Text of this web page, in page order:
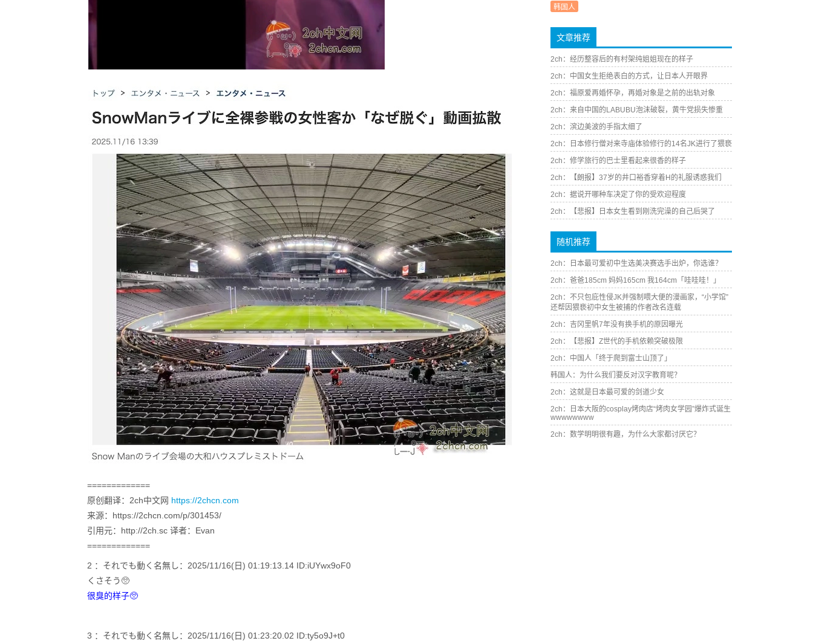
=============
原创翻译：2ch中文网 https://2chcn.com
来源：https://2chcn.com/p/301453/
引用元：http://2ch.sc 译者：Evan
=============
2 ：それでも動く名無し：2025/11/16(日) 01:19:13.14 ID:iUYwx9oF0
くさそう🥺
很臭的样子🥺
3 ：それでも動く名無し：2025/11/16(日) 01:23:20.02 ID:ty5o9J+t0
韩国人
文章推荐
2ch：经历整容后的有村架纯姐姐现在的样子
2ch：中国女生拒绝表白的方式，让日本人开眼界
2ch：福原爱再婚怀孕，再婚对象是之前的出轨对象
2ch：来自中国的LABUBU泡沫破裂，黄牛党损失惨重
2ch：滨边美波的手指太细了
2ch：日本修行僧对来寺庙体验修行的14名JK进行了猥亵
2ch：修学旅行的巴士里看起来很香的样子
2ch：【朗报】37岁的井口裕香穿着H的礼服诱惑我们
2ch：据说开哪种车决定了你的受欢迎程度
2ch：【悲报】日本女生看到刚洗完澡的自己后哭了
随机推荐
2ch：日本最可爱初中生选美决赛选手出炉，你选谁？
2ch：爸爸185cm 妈妈165cm 我164cm「哇哇哇！」
2ch：不只包庇性侵JK并强制喂大便的漫画家，“小学馆”
还帮因猥亵初中女生被捕的作者改名连载
2ch：吉冈里帆7年没有换手机的原因曝光
2ch：【悲报】Z世代的手机依赖突破极限
2ch：中国人「终于爬到富士山顶了」
韩国人：为什么我们要反对汉字教育呢？
2ch：这就是日本最可爱的剑道少女
2ch：日本大阪的cosplay烤肉店“烤肉女学园”爆炸式诞生
wwwwwwww
2ch：数学明明很有趣，为什么大家都讨厌它？